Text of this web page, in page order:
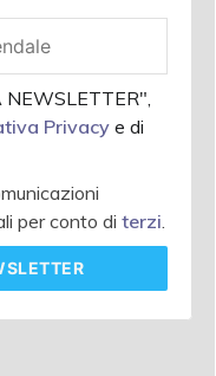
NEWSLETTER",
Privacye di
per conto di terzi.